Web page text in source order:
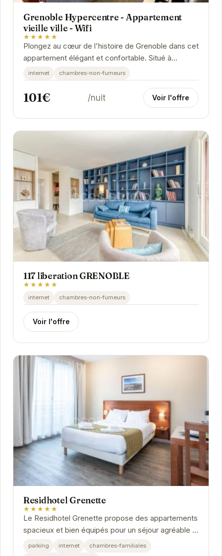
Grenoble Hypercentre - Appartement
vieille ville - Wifi
★★★★★
Plongez au cœur de l'histoire de Grenoble dans cet
appartement élégant et confortable. Situé à
quelques pas des sites emblématiques, des...
internet chambres-non-fumeurs
101€ /nuit Voir l'offre
117 liberation GRENOBLE
★★★★★
internet chambres-non-fumeurs
Voir l'offre
Residhotel Grenette
★★★★★
Le Residhotel Grenette propose des appartements
spacieux et bien équipés pour un séjour agréable à
Grenoble. Profitez d'une cuisine entièrement...
parking internet
chambres-familiales